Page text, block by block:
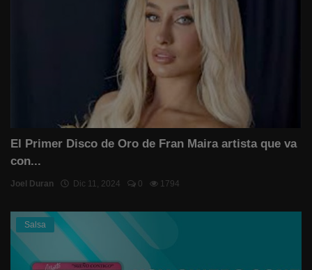
El Primer Disco de Oro de Fran Maira artista que va
con...
Joel Duran Dic 11, 2024 0 1794
Salsa